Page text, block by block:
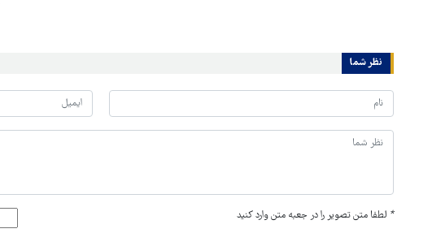
نظر شما
* لطفا متن تصویر را در جعبه متن وارد کنید